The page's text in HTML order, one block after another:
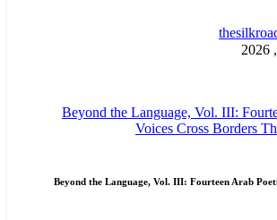
Beyond the Language, Vol. III: Fourteen Arab